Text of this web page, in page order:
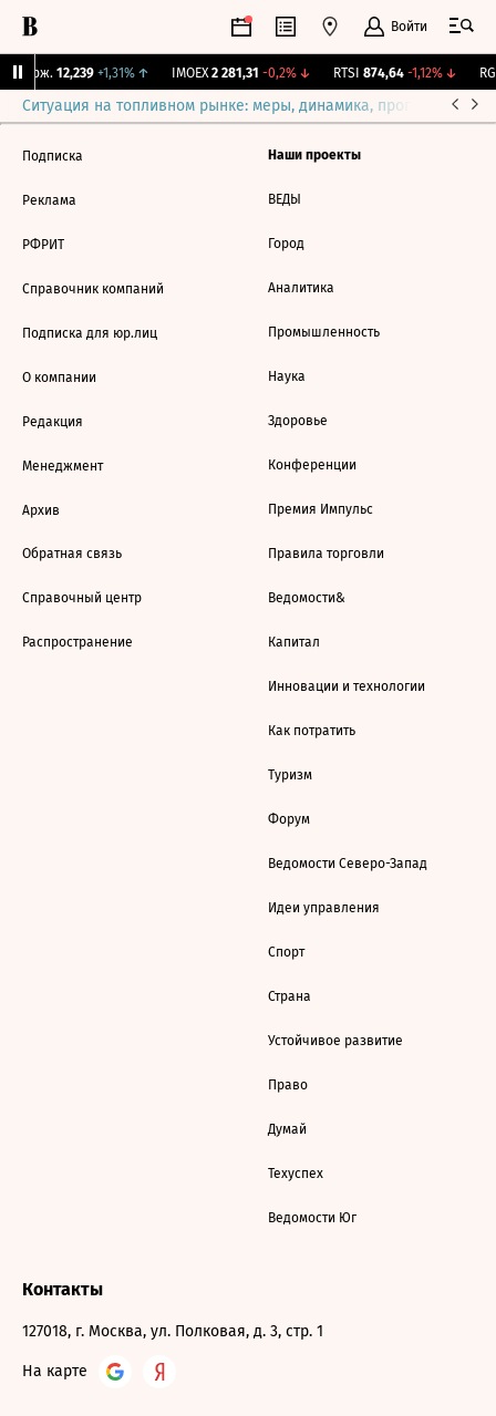
Войти
Бирж. 12,239 +1,31%↑ IMOEX 2 281,31 -0,2%↓ RTSI 874,64 -1,12%↓
Ситуация на топливном рынке: меры, динамика, прогнозы
Подписка
Реклама
РФРИТ
Справочник компаний
Подписка для юр.лиц
О компании
Редакция
Менеджмент
Архив
Обратная связь
Справочный центр
Распространение
Наши проекты
ВЕДЫ
Город
Аналитика
Промышленность
Наука
Здоровье
Конференции
Премия Импульс
Правила торговли
Ведомости&
Капитал
Инновации и технологии
Как потратить
Туризм
Форум
Ведомости Северо-Запад
Идеи управления
Спорт
Страна
Устойчивое развитие
Право
Думай
Техуспех
Ведомости Юг
Контакты
127018, г. Москва, ул. Полковая, д. 3, стр. 1
На карте